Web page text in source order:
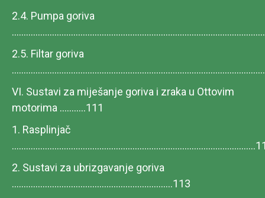
2.4. Pumpa goriva
2.5. Filtar goriva
VI. Sustavi za miješanje goriva i zraka u Ottovim
motorima ...........111
1. Rasplinjač
2. Sustavi za ubrizgavanje goriva
....................................................................113